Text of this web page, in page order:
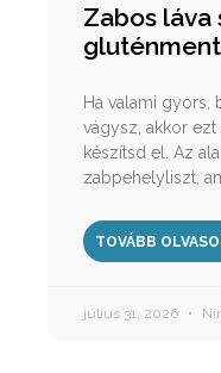
Zabos
Ha valami gyors,
vágysz, akkor
készítsd el. Az
zabpehelyliszt,
TOVÁBB
július 31, 2026